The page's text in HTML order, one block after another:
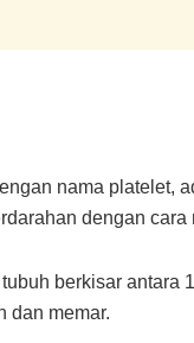
nama platelet,
dengan
berkisar
dan memar.